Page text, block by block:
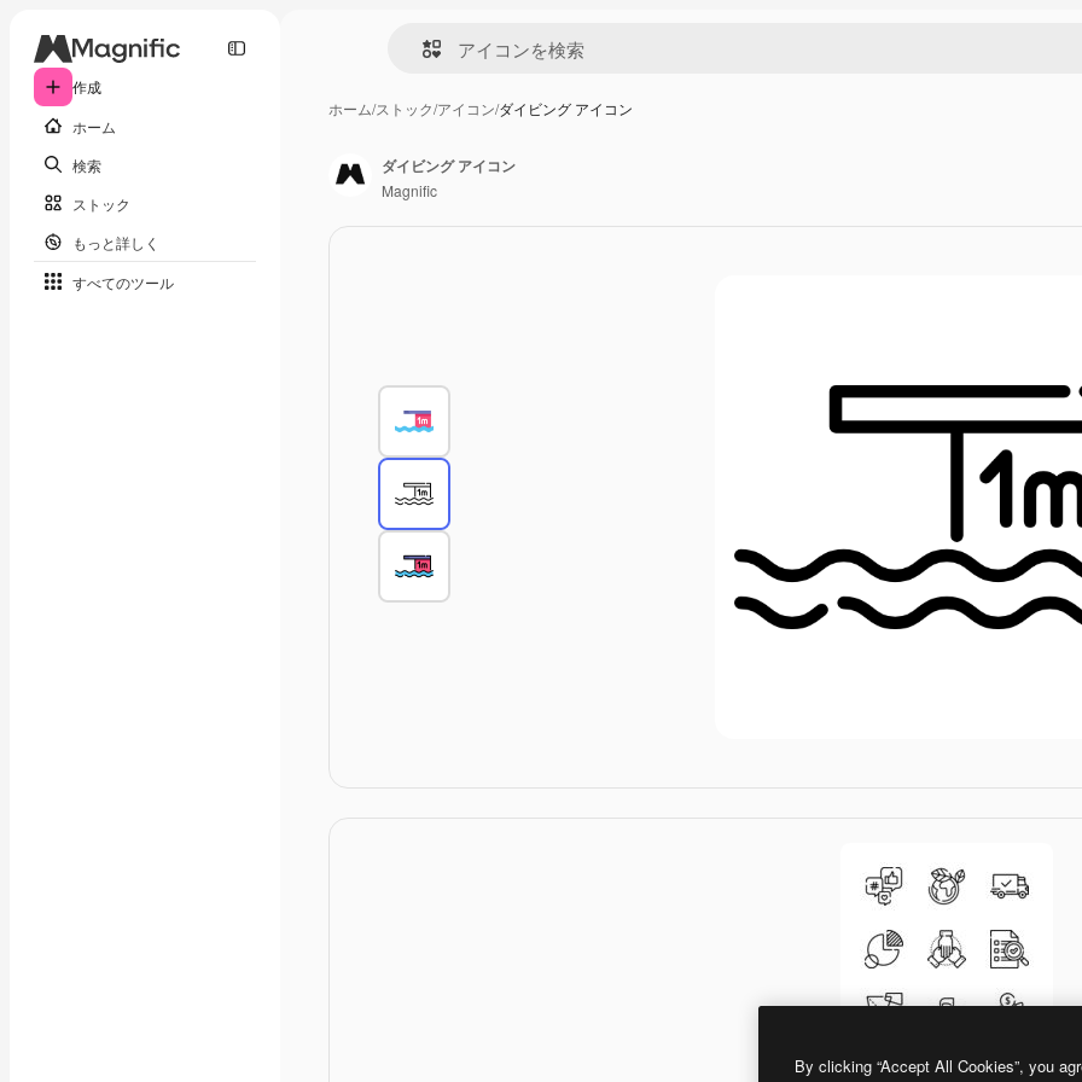
作成
ホーム
検索
ストック
もっと詳しく
すべてのツール
ホーム/ストック/アイコン/ダイビング アイコン
Special Lineal
ダイビング アイコン
Magnific
By clicking “Accept All Cookies”, you